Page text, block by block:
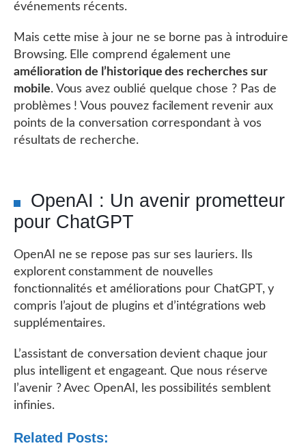
événements récents.
Mais cette mise à jour ne se borne pas à introduire
Browsing. Elle comprend également une
amélioration de l’historique des recherches sur
mobile. Vous avez oublié quelque chose ? Pas de
problèmes ! Vous pouvez facilement revenir aux
points de la conversation correspondant à vos
résultats de recherche.
OpenAI : Un avenir prometteur
pour ChatGPT
OpenAI ne se repose pas sur ses lauriers. Ils
explorent constamment de nouvelles
fonctionnalités et améliorations pour ChatGPT, y
compris l’ajout de plugins et d’intégrations web
supplémentaires.
L’assistant de conversation devient chaque jour
plus intelligent et engageant. Que nous réserve
l’avenir ? Avec OpenAI, les possibilités semblent
infinies.
Related Posts: